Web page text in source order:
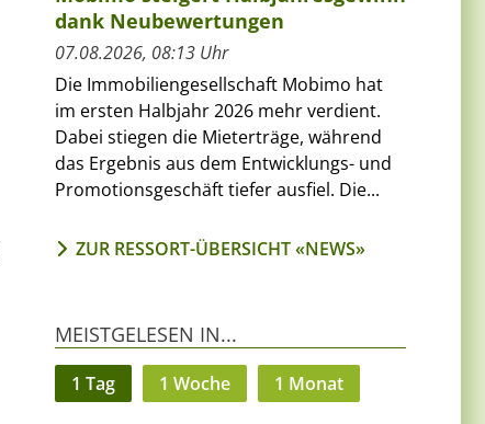
dank Neubewertungen
07.08.2026, 08:13 Uhr
Die Immobiliengesellschaft Mobimo hat
im ersten Halbjahr 2026 mehr verdient.
Dabei stiegen die Mieterträge, während
das Ergebnis aus dem Entwicklungs- und
Promotionsgeschäft tiefer ausfiel. Die...
ZUR RESSORT-ÜBERSICHT «NEWS»
MEISTGELESEN IN...
1 Tag 1 Woche 1 Monat